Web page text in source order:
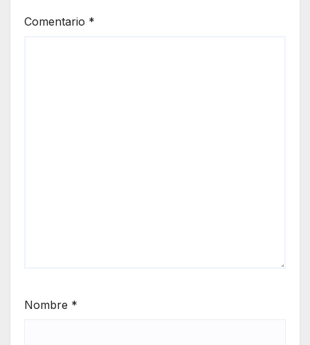
Comentario *
Nombre *